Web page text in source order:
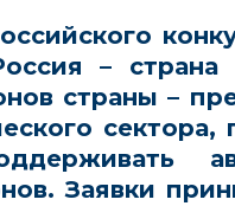
– страна
страны –
сектора,
Заявки